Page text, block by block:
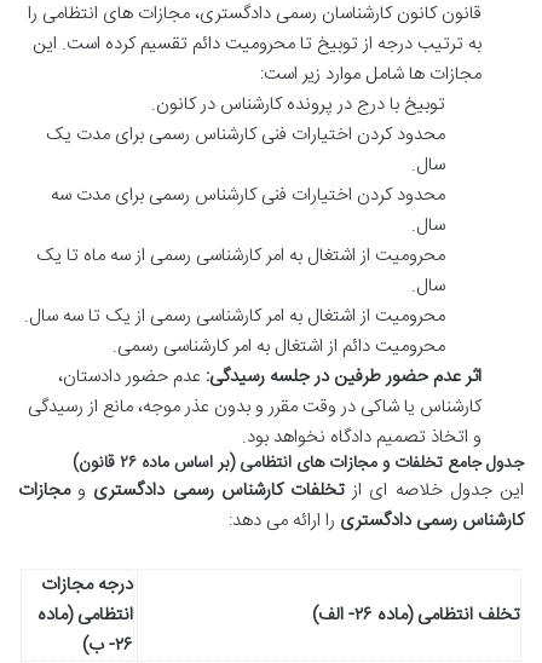
قانون کانون کارشناسان رسمی دادگستری، مجازات های انتظامی را
به ترتیب درجه از توبیخ تا محرومیت دائم تقسیم کرده است. این
مجازات ها شامل موارد زیر است:
توبیخ با درج در پرونده کارشناس در کانون.
محدود کردن اختیارات فنی کارشناس رسمی برای مدت یک
سال.
محدود کردن اختیارات فنی کارشناس رسمی برای مدت سه
سال.
محرومیت از اشتغال به امر کارشناسی رسمی از سه ماه تا یک
سال.
محرومیت از اشتغال به امر کارشناسی رسمی از یک تا سه سال.
محرومیت دائم از اشتغال به امر کارشناسی رسمی.
اثر عدم حضور طرفین در جلسه رسیدگی: عدم حضور دادستان،
کارشناس یا شاکی در وقت مقرر و بدون عذر موجه، مانع از رسیدگی
و اتخاذ تصمیم دادگاه نخواهد بود.
جدول جامع تخلفات و مجازات های انتظامی (بر اساس ماده ۲۶ قانون)
این جدول خلاصه ای از تخلفات کارشناس رسمی دادگستری ومجازات
کارشناس رسمی دادگستری را ارائه می دهد:
تخلف انتظامی (ماده ۲۶- الف)
درجه مجازات
انتظامی (ماده
۲۶- ب)